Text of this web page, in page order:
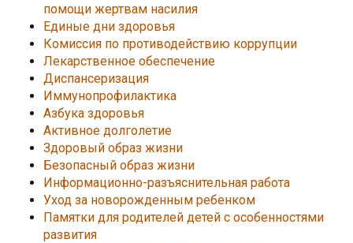
помощи жертвам насилия
Единые дни здоровья
Комиссия по противодействию коррупции
Лекарственное обеспечение
Диспансеризация
Иммунопрофилактика
Азбука здоровья
Активное долголетие
Здоровый образ жизни
Безопасный образ жизни
Информационно-разъяснительная работа
Уход за новорожденным ребенком
Памятки для родителей детей с особенностями
развития